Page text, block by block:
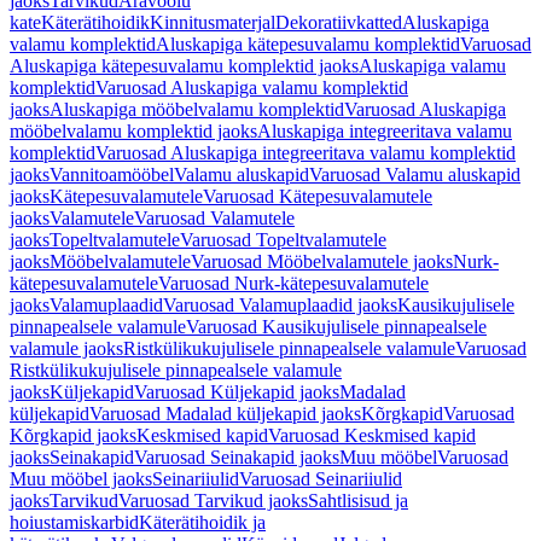
kateKäterätihoidikKinnitusmaterjalDekoratiivkattedAluskapiga
valamu komplektidAluskapiga kätepesuvalamu komplektidVaruosad
Aluskapiga kätepesuvalamu komplektid jaoksAluskapiga valamu
komplektidVaruosad Aluskapiga valamu komplektid
jaoksAluskapiga mööbelvalamu komplektidVaruosad Aluskapiga
mööbelvalamu komplektid jaoksAluskapiga integreeritava valamu
komplektidVaruosad Aluskapiga integreeritava valamu komplektid
jaoksVannitoamööbelValamu aluskapidVaruosad Valamu aluskapid
jaoksKätepesuvalamuteleVaruosad Kätepesuvalamutele
jaoksValamuteleVaruosad Valamutele
jaoksTopeltvalamuteleVaruosad Topeltvalamutele
jaoksMööbelvalamuteleVaruosad Mööbelvalamutele jaoksNurk-
kätepesuvalamuteleVaruosad Nurk-kätepesuvalamutele
jaoksValamuplaadidVaruosad Valamuplaadid jaoksKausikujulisele
pinnapealsele valamuleVaruosad Kausikujulisele pinnapealsele
valamule jaoksRistkülikukujulisele pinnapealsele valamuleVaruosad
Ristkülikukujulisele pinnapealsele valamule
jaoksKüljekapidVaruosad Küljekapid jaoksMadalad
küljekapidVaruosad Madalad küljekapid jaoksKõrgkapidVaruosad
Kõrgkapid jaoksKeskmised kapidVaruosad Keskmised kapid
jaoksSeinakapidVaruosad Seinakapid jaoksMuu mööbelVaruosad
Muu mööbel jaoksSeinariiulidVaruosad Seinariiulid
jaoksTarvikudVaruosad Tarvikud jaoksSahtlisisud ja
hoiustamiskarbidKäterätihoidik ja